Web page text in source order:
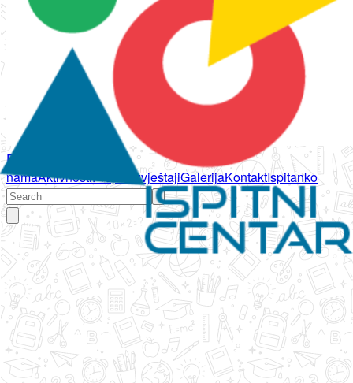
Početna
namaAktivnostiPropisi IzvještajiGalerijaKontaktIspitanko